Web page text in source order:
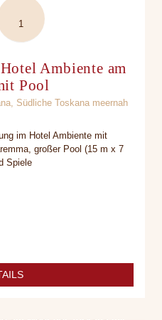
1
Ambiente am
Pool
Südliche Toskana meernah
im Hotel Ambiente mit
großer Pool (15 m x 7
Spiele